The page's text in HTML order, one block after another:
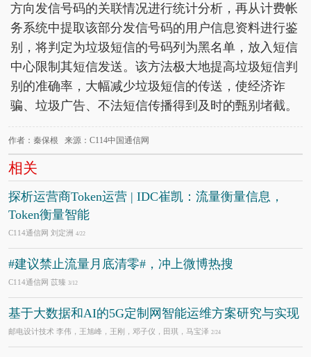
方向发信号码的关联情况进行统计分析，再从计费帐
务系统中提取该部分发信号码的用户信息资料进行鉴
别，将判定为垃圾短信的号码列为黑名单，放入短信
中心限制其短信发送。该方法极大地提高垃圾短信判
别的准确率，大幅减少垃圾短信的传送，使经济诈
骗、垃圾广告、不法短信传播得到及时的甄别堵截。
作者：秦保根 来源：C114中国通信网
相关
探析运营商Token运营 | IDC崔凯：流量衡量信息，
Token衡量智能
C114通信网 刘定洲 4/22
#建议禁止流量月底清零#，冲上微博热搜
C114通信网 苡臻 3/12
基于大数据和AI的5G定制网智能运维方案研究与实现
邮电设计技术 李伟，王旭峰，王刚，邓子仪，田琪，马宝泽 2/24